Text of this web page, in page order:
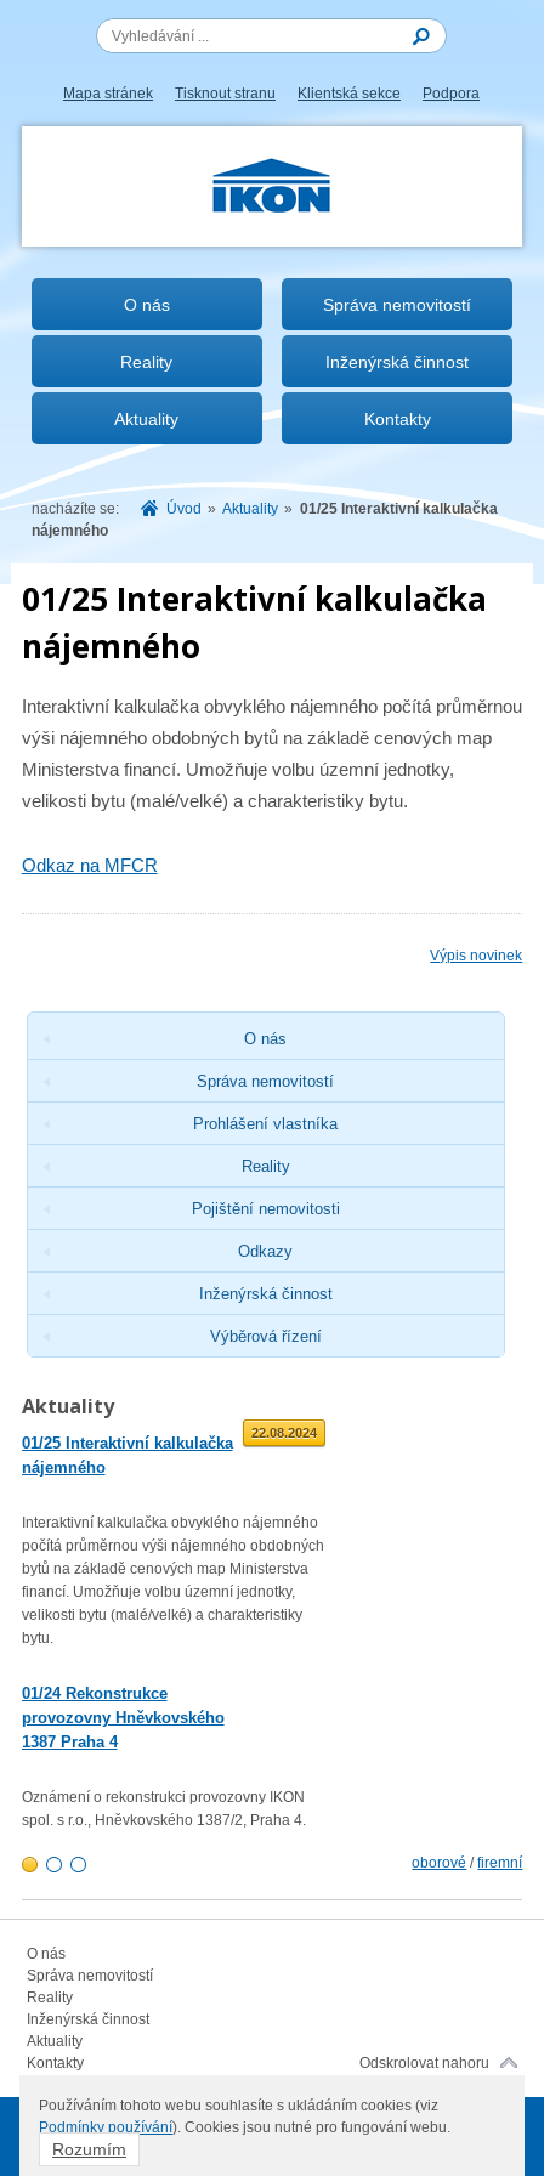
Používáním tohoto webu souhlasíte s ukládáním cookies (viz
Podmínky používání). Cookies jsou nutné pro fungování webu.
Rozumím
Mapa stránek Tisknout stranu Klientská sekce Podpora
IKON.CZ
O nás Správa nemovitostí
Reality Inženýrská činnost
Aktuality Kontakty
nacházíte se: Úvod » Aktuality » 01/25 Interaktivní kalkulačka
nájemného
01/25 Interaktivní kalkulačka
nájemného
Interaktivní kalkulačka obvyklého nájemného počítá průměrnou
výši nájemného obdobných bytů na základě cenových map
Ministerstva financí. Umožňuje volbu územní jednotky,
velikosti bytu (malé/velké) a charakteristiky bytu.
Odkaz na MFCR
Výpis novinek
O nás
Správa nemovitostí
Prohlášení vlastníka
Reality
Pojištění nemovitosti
Odkazy
Inženýrská činnost
Výběrová řízení
Aktuality
01/25 Interaktivní kalkulačka
nájemného
01.09.2025
Interaktivní kalkulačka obvyklého nájemného
počítá průměrnou výši nájemného obdobných
bytů na základě cenových map Ministerstva
financí. Umožňuje volbu územní jednotky,
velikosti bytu (malé/velké) a charakteristiky
bytu.
01/24 Rekonstrukce
provozovny Hněvkovského
1387 Praha 4
22.08.2024
Oznámení o rekonstrukci provozovny IKON
spol. s r.o., Hněvkovského 1387/2, Praha 4.
02/23 Zveřejnění průměrné
oborové /firemní
O nás
Správa nemovitostí
Reality
Inženýrská činnost
Aktuality
Kontakty
Odskrolovat nahoru
© 2012IKON spol. s.r.o. Všechna práva vyhrazena